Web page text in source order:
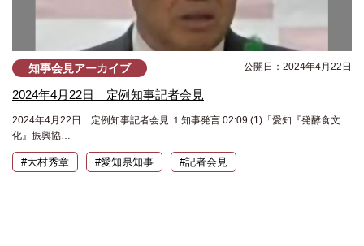
知事会見アーカイブ 公開日：2024年4月22日
2024年4月22日 定例知事記者会見
2024年4月22日 定例知事記者会見 １知事発言 02:09 (1)「愛知『発酵食文
化』振興協…
#大村秀章 #愛知県知事 #記者会見